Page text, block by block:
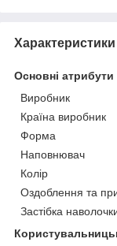
Характеристики
Основні атрибути
Виробник
Країна виробник
Форма
Наповнювач
Колір
Оздоблення та
Застібка